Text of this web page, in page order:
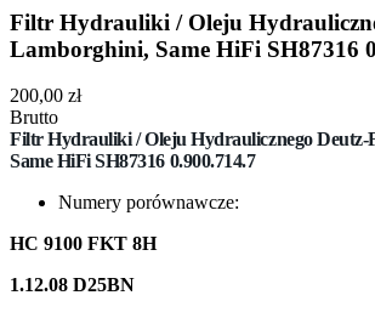
Filtr Hydrauliki / Oleju
Lamborghini, Same HiFi SH87316
200,00 zł
Brutto
Filtr Hydrauliki / Oleju Hydraulicznego
Same HiFiSH87316 0.900.714.7
Numery porównawcze:
HC 9100 FKT 8H
1.12.08 D25BN